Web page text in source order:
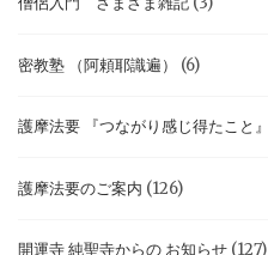
密教塾 （阿頼耶識遍） (6)
護摩法要 『つながり感じ得たこと』
護摩法要のご案内 (126)
開運寺 純聖寺からの お知らせ (127)